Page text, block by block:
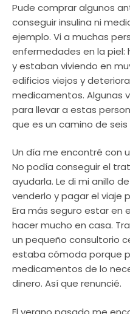
Pude comprar algunos
conseguir insulina ni
ejemplo. Vi a muchas
enfermedades en la piel:
y estaban viviendo en
edificios viejos y
medicamentos. Algunas
para llevar a estas
que es un camino de
Un día me encontré con
No podía conseguir el
ayudarla. Le di mi anillo
venderlo y pagar el viaje
Era más seguro estar en
hacer mucho en casa.
un pequeño consultorio
estaba cómoda porque
medicamentos de lo
dinero. Así que renuncié.